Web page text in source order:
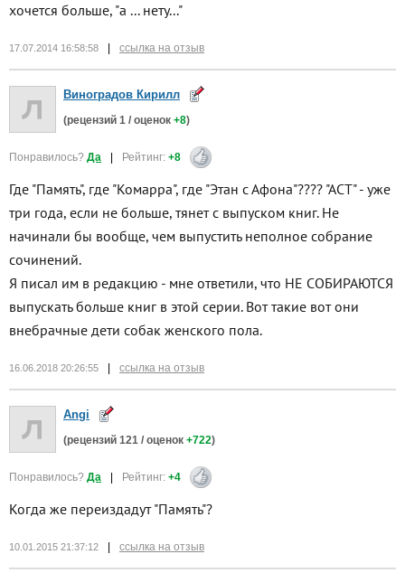
хочется больше, "а ... нету..."
17.07.2014 16:58:58 ссылка на отзыв
Виноградов Кирилл
(рецензий 1 / оценок +8)
Понравилось? Да | Рейтинг: +8
Где "Память", где "Комарра", где "Этан с Афона"???? "АСТ" - уже
три года, если не больше, тянет с выпуском книг. Не
начинали бы вообще, чем выпустить неполное собрание
сочинений.
Я писал им в редакцию - мне ответили, что НЕ СОБИРАЮТСЯ
выпускать больше книг в этой серии. Вот такие вот они
внебрачные дети собак женского пола.
16.06.2018 20:26:55 ссылка на отзыв
Angi
(рецензий 121 / оценок +722)
Понравилось? Да | Рейтинг: +4
Когда же переиздадут "Память"?
10.01.2015 21:37:12 ссылка на отзыв